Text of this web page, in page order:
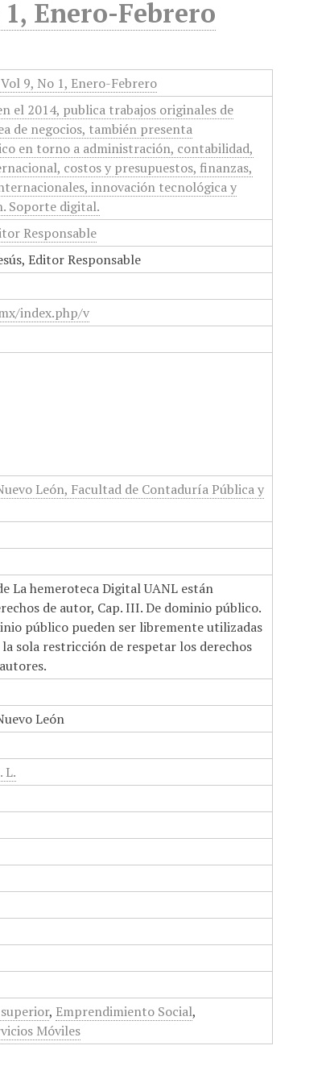
Enero-Febrero
9, No 1, Enero-Febrero
el 2014, publica trabajos originales de
de negocios, también presenta
en torno a administración, contabilidad,
costos y presupuestos, finanzas,
innovación tecnológica y
Soporte digital.
Responsable
Editor Responsable
index.php/v
León, Facultad de Contaduría Pública y
La hemeroteca Digital UANL están
de autor, Cap. III. De dominio público.
público pueden ser libremente utilizadas
sola restricción de respetar los derechos
León
L.
, Emprendimiento Social,
Móviles